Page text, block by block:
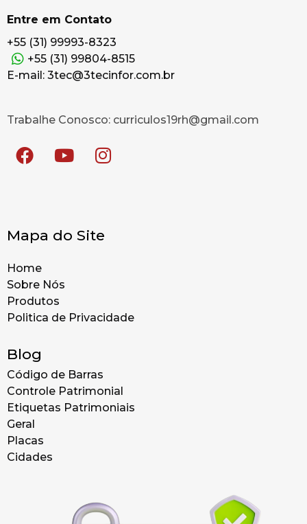
Entre em Contato
+55 (31) 99993-8323
+55 (31) 99804-8515
E-mail: 3tec@3tecinfor.com.br
Trabalhe Conosco: curriculos19rh@gmail.com
Mapa do Site
Home
Sobre Nós
Produtos
Politica de Privacidade
Blog
Código de Barras
Controle Patrimonial
Etiquetas Patrimoniais
Geral
Placas
Cidades